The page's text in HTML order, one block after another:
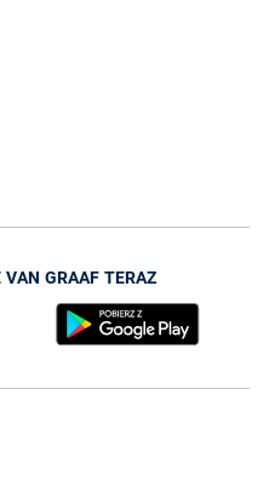
GRAAF TERAZ